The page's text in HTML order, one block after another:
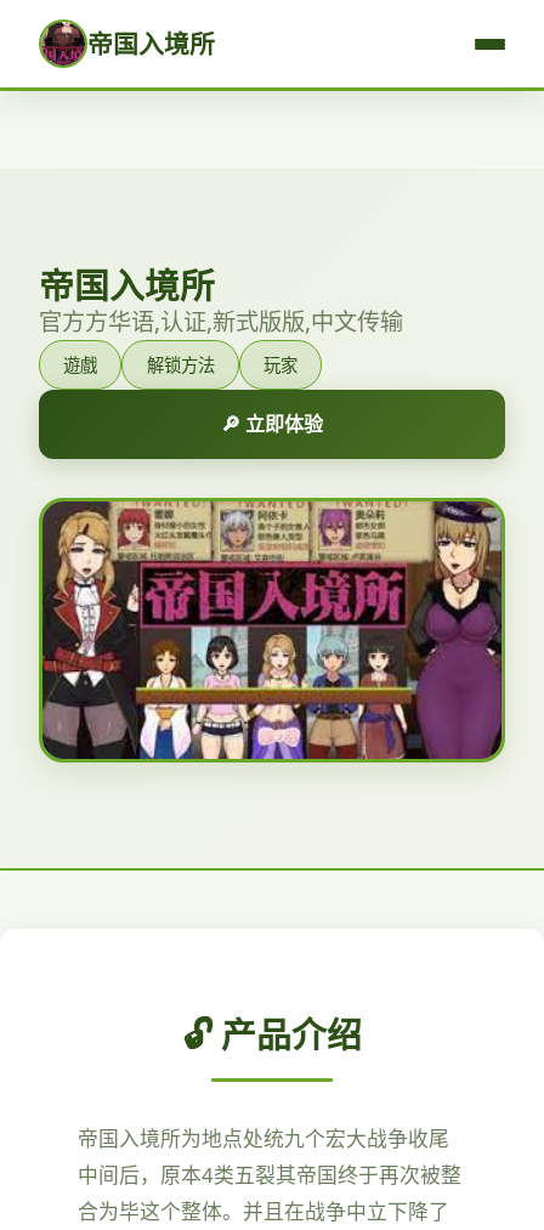
帝国入境所
帝国入境所
官方方华语,认证,新式版版,中文传输
遊戲 解锁方法 玩家
🔎 立即体验
🔓 产品介绍
帝国入境所为地点处统九个宏大战争收尾
中间后，原本4类五裂其帝国终于再次被整
合为毕这个整体。并且在战争中立下降了